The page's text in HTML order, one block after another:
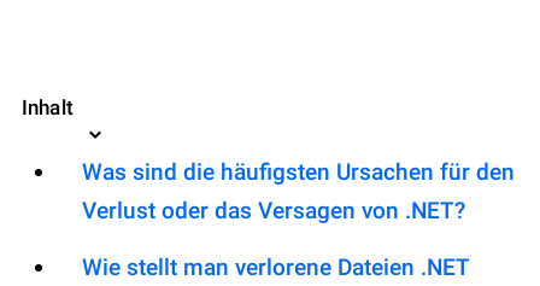
Inhalt
Was sind die häufigsten Ursachen für den
Verlust oder das Versagen von .NET?
Wie stellt man verlorene Dateien .NET